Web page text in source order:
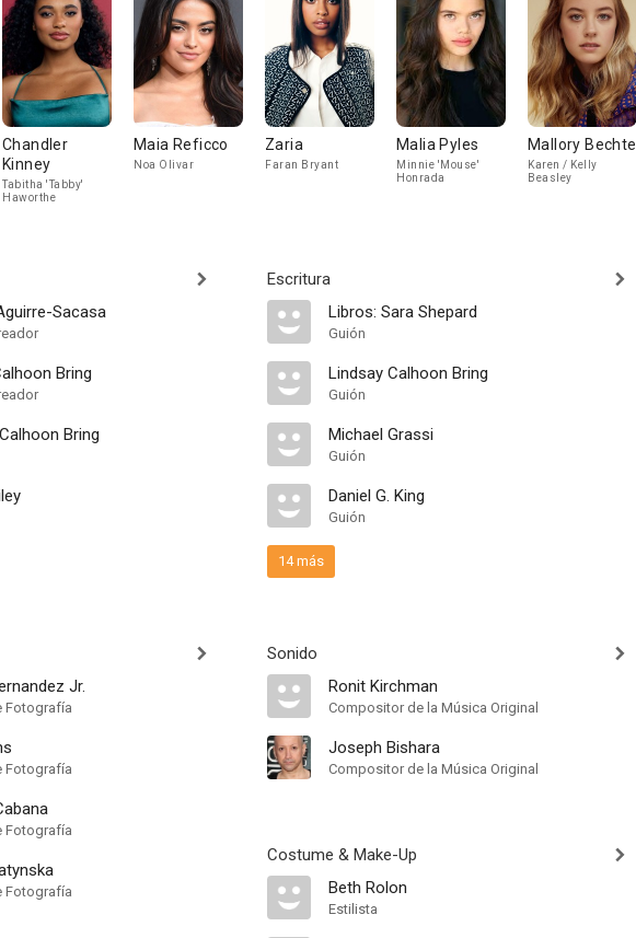
Chandler
Kinney
Tabitha 'Tabby'
Haworthe
Maia Reficco
Noa Olivar
Zaria
Faran Bryant
Malia Pyles
Minnie 'Mouse'
Honrada
Mallory Bechtel
Karen / Kelly
Beasley
Sacasa
Bring
Bring
Jr.
Fotografía
Fotografía
Fotografía
Fotografía
Escritura
Libros: Sara Shepard
Guión
Lindsay Calhoon Bring
Guión
Michael Grassi
Guión
Daniel G. King
Guión
14 más
Sonido
Ronit Kirchman
Compositor de la Música Original
Joseph Bishara
Compositor de la Música Original
Costume & Make-Up
Beth Rolon
Estilista